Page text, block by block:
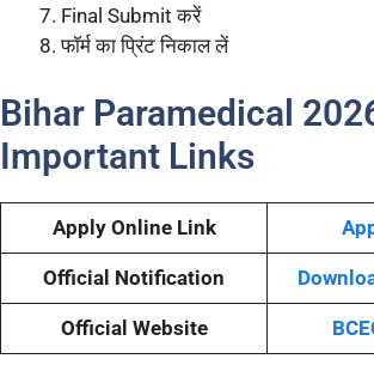
Final Submit करें
फॉर्म का प्रिंट निकाल लें
Bihar Paramedical
Important Links
Apply Online Link
Official Notification
Official Website